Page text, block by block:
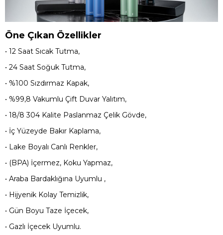
Öne Çıkan Özellikler
• 12 Saat Sıcak Tutma,
• 24 Saat Soğuk Tutma,
• %100 Sızdırmaz Kapak,
• %99,8 Vakumlu Çift Duvar Yalıtım,
• 18/8 304 Kalite Paslanmaz Çelik Gövde,
• İç Yüzeyde Bakır Kaplama,
• Lake Boyalı Canlı Renkler,
• (BPA) İçermez, Koku Yapmaz,
• Araba Bardaklığına Uyumlu ,
• Hijyenik Kolay Temizlik,
• Gün Boyu Taze İçecek,
• Gazlı İçecek Uyumlu.